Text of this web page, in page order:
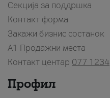
Секција за поддршка
Контакт форма
Закажи бизнис состанок
A1 Продажни места
Контакт центар 077 1234
Профил